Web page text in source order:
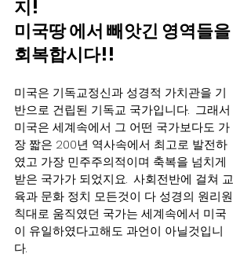
지!
미국땅 에서 빼앗긴 영역들을
회복합시다!!
미국은 기독교정신과 성경적 가치관을 기
반으로 건립된 기독교 국가입니다.  그래서
미국은 세계속에서 그 어떤 국가보다도 가
장 짧은 200년 역사속에서 최고로 발전하
였고 가장 민주주의적이며 축복을 넘치게
받은 국가가 되었지요.  사회전반에 걸쳐 교
육과 문화 정치 모든것이 다 성경의 원리원
칙대로 움직였던 국가는 세계속에서 미국
이 유일하였다고해도 과언이 아닐것입니
다.